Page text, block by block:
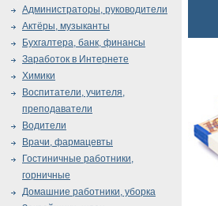
Администраторы, руководители
Актёры, музыканты
Бухгалтера, банк, финансы
Заработок в Интернете
Химики
Воспитатели, учителя,
преподаватели
Водители
Врачи, фармацевты
Гостиничные работники,
горничные
Домашние работники, уборка